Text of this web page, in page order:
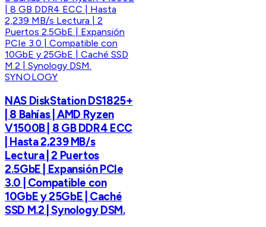
SYNOLOGY
NAS DiskStation DS1825+
| 8 Bahías | AMD Ryzen
V1500B | 8 GB DDR4 ECC
| Hasta 2,239 MB/s
Lectura | 2 Puertos
2.5GbE | Expansión PCIe
3.0 | Compatible con
10GbE y 25GbE | Caché
SSD M.2 | Synology DSM.